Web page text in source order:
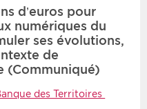
Communiqués
Les deux
d’euros pour
numériques du
ses évolutions,
de
(Communiqué)
des Territoires